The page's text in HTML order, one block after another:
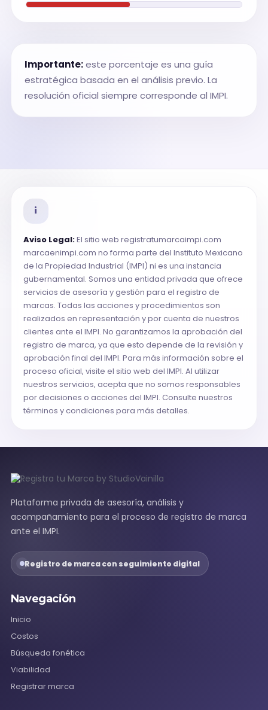
Importante:este porcentaje es una guía
estratégica basada en el análisis previo. La
resolución oficial siempre corresponde al IMPI.
i
Aviso Legal:El sitio web registratumarcaimpi.com
marcaenimpi.com no forma parte del Instituto Mexicano
de la Propiedad Industrial (IMPI) ni es una instancia
gubernamental. Somos una entidad privada que ofrece
servicios de asesoría y gestión para el registro de
marcas. Todas las acciones y procedimientos son
realizados en representación y por cuenta de nuestros
clientes ante el IMPI. No garantizamos la aprobación del
registro de marca, ya que esto depende de la revisión y
aprobación final del IMPI. Para más información sobre el
proceso oficial, visite el sitio web del IMPI. Al utilizar
nuestros servicios, acepta que no somos responsables
por decisiones o acciones del IMPI. Consulte nuestros
términos y condiciones para más detalles.
Plataforma privada de asesoría, análisis y
acompañamiento para el proceso de registro de marca
ante el IMPI.
Registro de marca con seguimiento digital
Navegación
Inicio
Costos
Búsqueda fonética
Viabilidad
Registrar marca